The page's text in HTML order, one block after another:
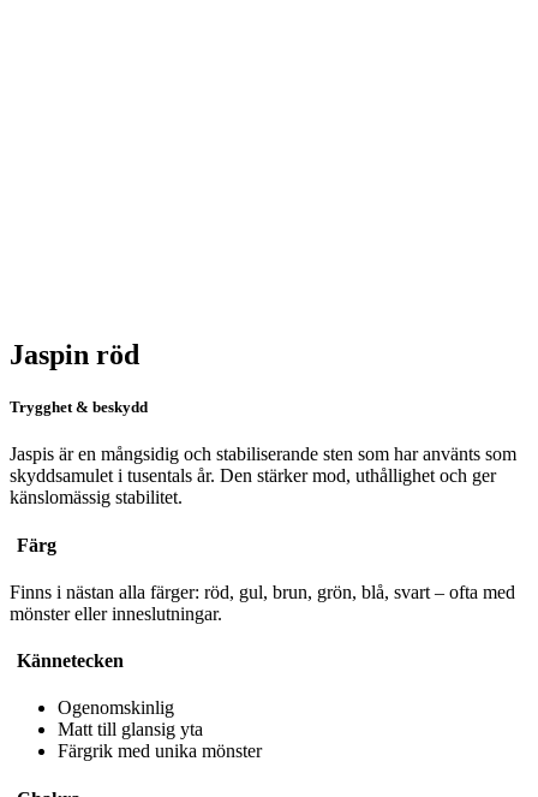
Jaspin röd
Trygghet & beskydd
Jaspis är en mångsidig och stabiliserande sten som har använts som
skyddsamulet i tusentals år. Den stärker mod, uthållighet och ger
känslomässig stabilitet.
Färg
Finns i nästan alla färger: röd, gul, brun, grön, blå, svart – ofta med
mönster eller inneslutningar.
Kännetecken
Ogenomskinlig
Matt till glansig yta
Färgrik med unika mönster